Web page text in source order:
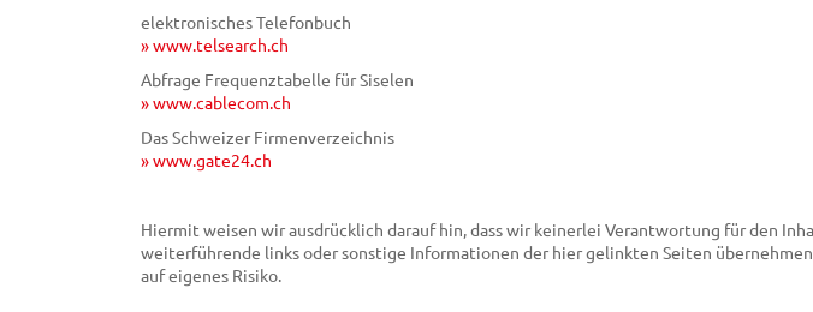
elektronisches Telefonbuch
» www.telsearch.ch
Abfrage Frequenztabelle für Siselen
» www.cablecom.ch
Das Schweizer Firmenverzeichnis
» www.gate24.ch
Hiermit weisen wir ausdrücklich darauf hin, dass wir keinerlei Verantwortung für den
weiterführende links oder sonstige Informationen der hier gelinkten Seiten
auf eigenes Risiko.